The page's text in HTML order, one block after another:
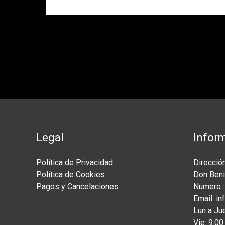
Legal
Política de Privacidad
Política de Cookies
Pagos y Cancelaciones
Don
Numero
Email:
Lun a
Vie: